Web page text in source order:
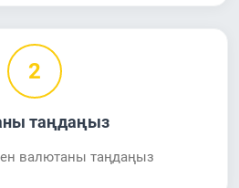
2
таңдаңыз
валютаны таңдаңыз